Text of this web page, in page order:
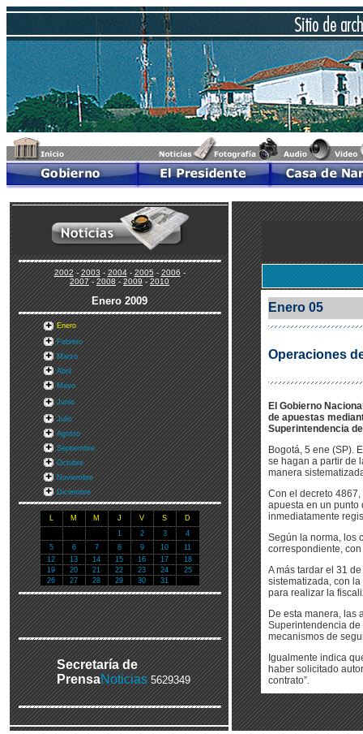
2002-2003-2004-2005-2006-
2007-2008-2009-2010
Enero2009
Enero
Febrero
Marzo
Abril
Mayo
Junio
Julio
Agosto
Septiembre
Octubre
Noviembre
Diciembre
L M M J V S
D
1
2 3
4
5
6 7 8 9 10
11
12
13 14 15 16 17
18
19
20 21 22 23 24
25
26
27 28 29 30 31
Secretaría de
PrensaNoticias 5629349
Enero 05
Operaciones
El Gobierno
de apuestas
Superintendencia
Bogotá, 5 ene (SP).
se hagan a partir de
manera
Con el decreto
apuesta en un punto
inmediatamente
Según la norma, los
correspondiente,
A más tardar el 31
sistematizada, con
para realizar la
De esta manera, las
Superintendencia
mecanismos de
Igualmente indica
haber solicitado
contrato”.